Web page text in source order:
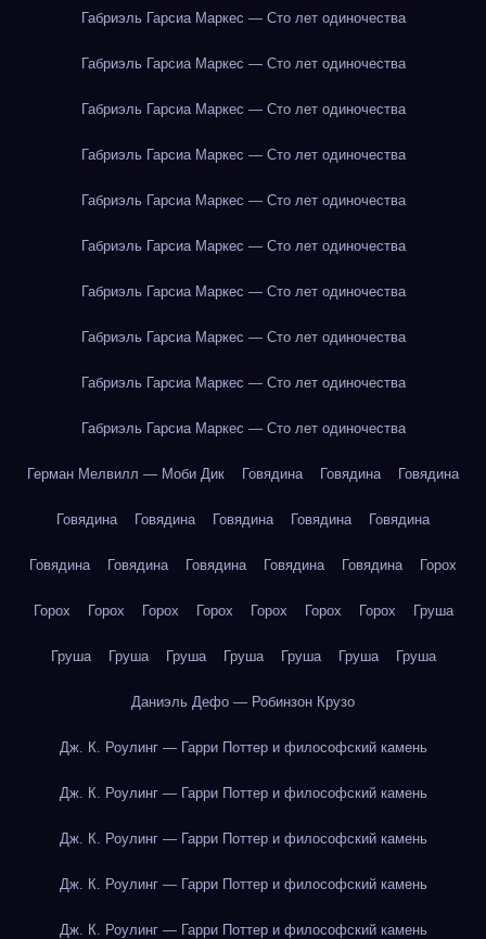
Габриэль Гарсиа Маркес — Сто лет одиночества
Габриэль Гарсиа Маркес — Сто лет одиночества
Габриэль Гарсиа Маркес — Сто лет одиночества
Габриэль Гарсиа Маркес — Сто лет одиночества
Габриэль Гарсиа Маркес — Сто лет одиночества
Габриэль Гарсиа Маркес — Сто лет одиночества
Габриэль Гарсиа Маркес — Сто лет одиночества
Габриэль Гарсиа Маркес — Сто лет одиночества
Габриэль Гарсиа Маркес — Сто лет одиночества
Габриэль Гарсиа Маркес — Сто лет одиночества
Герман Мелвилл — Моби Дик Говядина Говядина Говядина
Говядина Говядина Говядина Говядина Говядина
Говядина Говядина Говядина Говядина Говядина Горох
Горох Горох Горох Горох Горох Горох Горох Груша
Груша Груша Груша Груша Груша Груша Груша
Даниэль Дефо — Робинзон Крузо
Дж. К. Роулинг — Гарри Поттер и философский камень
Дж. К. Роулинг — Гарри Поттер и философский камень
Дж. К. Роулинг — Гарри Поттер и философский камень
Дж. К. Роулинг — Гарри Поттер и философский камень
Дж. К. Роулинг — Гарри Поттер и философский камень